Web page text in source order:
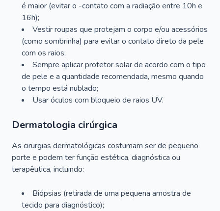
é maior (evitar o -contato com a radiação entre 10h e
16h);
Vestir roupas que protejam o corpo e/ou acessórios
(como sombrinha) para evitar o contato direto da pele
com os raios;
Sempre aplicar protetor solar de acordo com o tipo
de pele e a quantidade recomendada, mesmo quando
o tempo está nublado;
Usar óculos com bloqueio de raios UV.
Dermatologia cirúrgica
As cirurgias dermatológicas costumam ser de pequeno
porte e podem ter função estética, diagnóstica ou
terapêutica, incluindo:
Biópsias (retirada de uma pequena amostra de
tecido para diagnóstico);